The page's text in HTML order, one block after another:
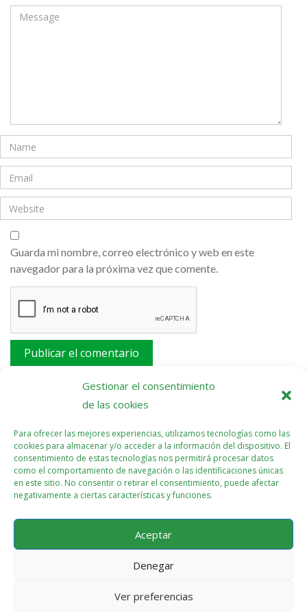
Gestionar el consentimiento
de las cookies
Para ofrecer las mejores experiencias, utilizamos tecnologías como las
cookies para almacenar y/o acceder a la información del dispositivo. El
consentimiento de estas tecnologías nos permitirá procesar datos
como el comportamiento de navegación o las identificaciones únicas
en este sitio. No consentir o retirar el consentimiento, puede afectar
negativamente a ciertas características y funciones.
Aceptar
Denegar
Ver preferencias
Guarda mi nombre, correo electrónico y web en este
navegador para la próxima vez que comente.
Este sitio usa Akismet para reducir el spam.Aprende
cómo se procesan los datos de tus comentarios.
Política de cookies (UE)